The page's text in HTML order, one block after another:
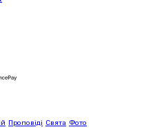
Проповіді Свята Фото